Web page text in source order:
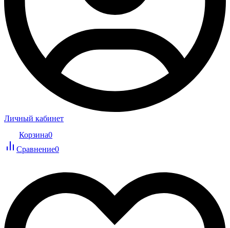
Личный кабинет
Корзина0
Сравнение0